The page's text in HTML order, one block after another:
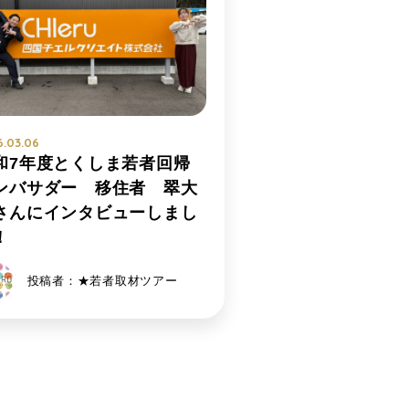
7年度とくしま若者回帰
バサダー 移住者 翠大
んにインタビューしまし
投稿者：★若者取材ツアー